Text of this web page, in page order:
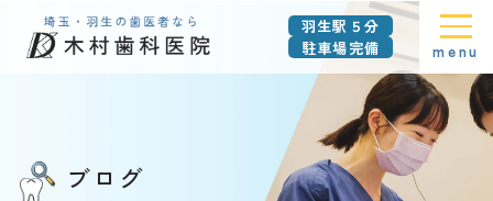
羽生駅５分
駐車場完備
menu
ブログ